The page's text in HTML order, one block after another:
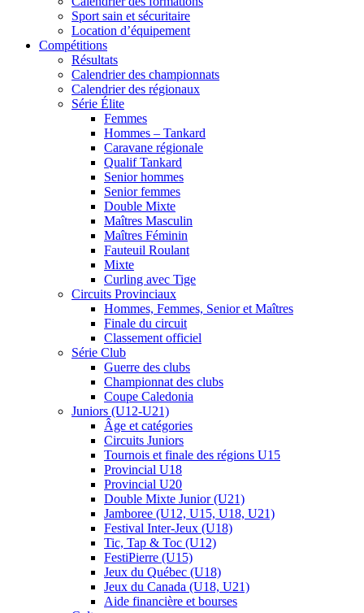
Sport sain et sécuritaire
Location d’équipement
Compétitions
Résultats
Calendrier des championnats
Calendrier des régionaux
Série Élite
Femmes
Hommes – Tankard
Caravane régionale
Qualif Tankard
Senior hommes
Senior femmes
Double Mixte
Maîtres Masculin
Maîtres Féminin
Fauteuil Roulant
Mixte
Curling avec Tige
Circuits Provinciaux
Hommes, Femmes, Senior et Maîtres
Finale du circuit
Classement officiel
Série Club
Guerre des clubs
Championnat des clubs
Coupe Caledonia
Juniors (U12-U21)
Âge et catégories
Circuits Juniors
Tournois et finale des régions U15
Provincial U18
Provincial U20
Double Mixte Junior (U21)
Jamboree (U12, U15, U18, U21)
Festival Inter-Jeux (U18)
Tic, Tap & Toc (U12)
FestiPierre (U15)
Jeux du Québec (U18)
Jeux du Canada (U18, U21)
Aide financière et bourses